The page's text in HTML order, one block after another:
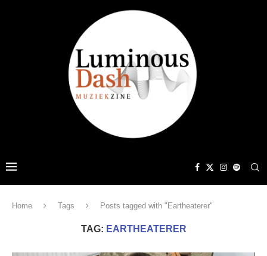
Home Tags Posts tagged with "Eartheaterer"
TAG: EARTHEATERER